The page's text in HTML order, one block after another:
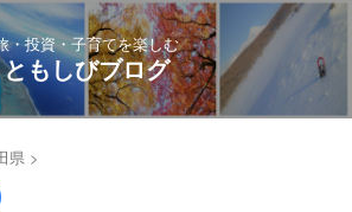
・投資・子育てを楽しむ
ともしびブログ
県 >